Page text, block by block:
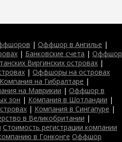
| Оффшор в Ангилье |
| Банковские счета | Оффшор
Виргинских островах |
| Оффшоры на островах
Компания на Гибралтаре |
на Маврикии | Оффшор в
зон | Компания в Шотландии |
| Компания в Сингапуре |
в Великобритании |
Стоимость регистрации компании
в Гонконге Оффшор